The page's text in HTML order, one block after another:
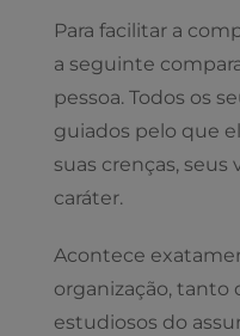
Para facilitar a
a seguinte
pessoa. Todos os
guiados pelo que
suas crenças, seus
caráter.
Acontece
organização, tanto
estudiosos do